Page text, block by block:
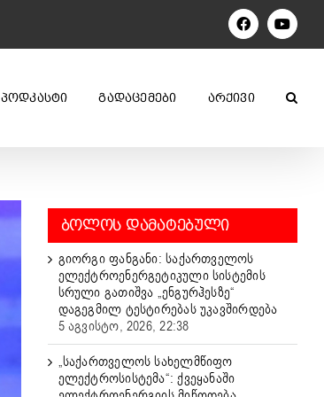
Facebook
ᲞᲝᲓᲙᲐᲡᲢᲘ ᲒᲐᲓᲐᲪᲔᲛᲔᲑᲘ ᲐᲠᲥᲘᲕᲘ
ᲑᲝᲚᲝᲡ ᲓᲐᲛᲐᲢᲔᲑᲣᲚᲘ
გიორგი ფანგანი: საქართველოს
ელექტროენერგეტიკული სისტემის
სრული გათიშვა „ენგურჰესზე“
დაგეგმილ ტესტირებას უკავშირდება
5 აგვისტო, 2026, 22:38
„საქართველოს სახელმწიფო
ელექტროსისტემა“: ქვეყანაში